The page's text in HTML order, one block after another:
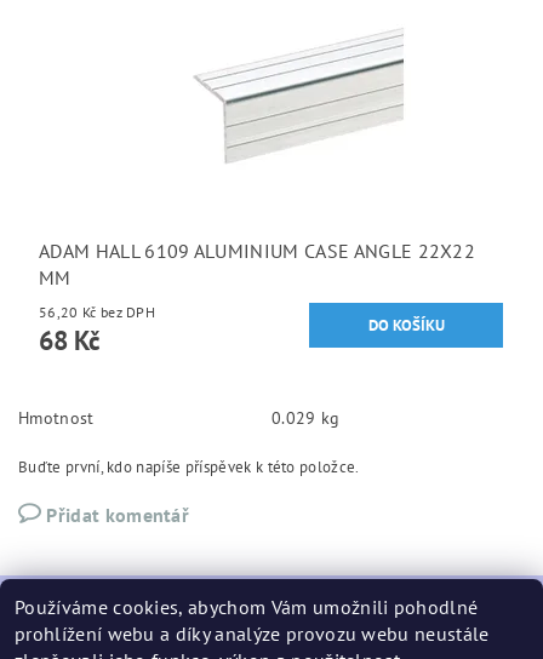
ADAM HALL 6109 ALUMINIUM CASE ANGLE 22X22
MM
56,20 Kč bez DPH
68 Kč
Hmotnost 0.029 kg
Buďte první, kdo napíše příspěvek k této položce.
Přidat komentář
Používáme cookies, abychom Vám umožnili pohodlné
prohlížení webu a díky analýze provozu webu neustále